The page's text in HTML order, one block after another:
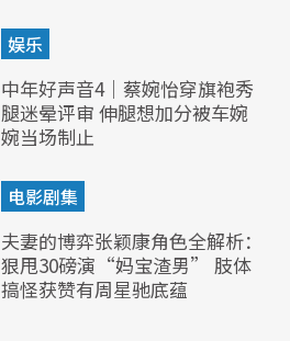
娱乐
中年好声音4｜蔡婉怡穿旗袍秀
腿迷晕评审 伸腿想加分被车婉
婉当场制止
电影剧集
夫妻的博弈张颖康角色全解析：
狠甩30磅演“妈宝渣男” 肢体
搞怪获赞有周星驰底蕴